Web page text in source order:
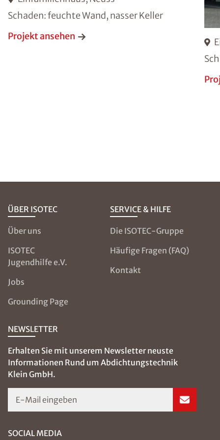
Schaden: feuchte Wand, nasser Keller
Projekt ansehen
ÜBER ISOTEC
Über uns
ISOTEC
Jugendhilfe e.V.
Jobs
Grounding Page
SERVICE & HILFE
Die ISOTEC-Gruppe
Häufige Fragen (FAQ)
Kontakt
NEWSLETTER
Erhalten Sie mit unserem Newsletter neuste
Informationen Rund um Abdichtungstechnik
Klein GmbH.
E-Mail eingeben
SOCIAL MEDIA